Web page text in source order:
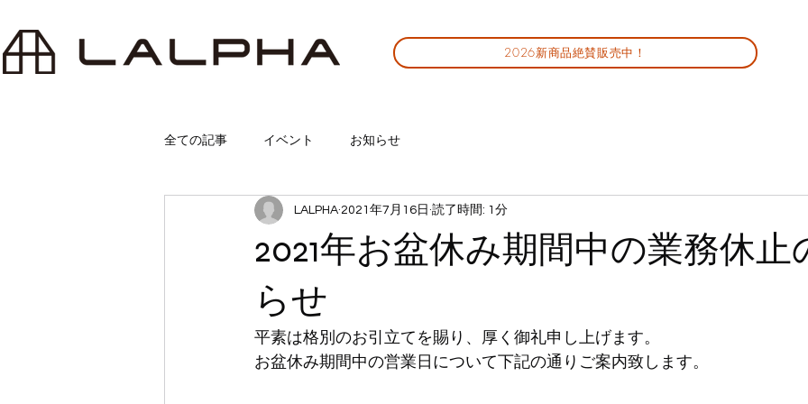
2026新商品絶賛販売中！
全ての記事 イベント お知らせ
2021年お盆休み期間中の業務休止
らせ
LALPHA 2021年7月16日 読了時間: 1分
平素は格別のお引立てを賜り、厚く御礼申し上げます。
お盆休み期間中の営業日について下記の通りご案内致します。